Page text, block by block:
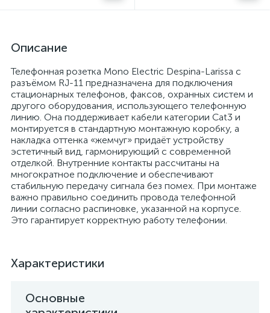
Описание
Телефонная розетка Mono Electric Despina-Larissa с
разъёмом RJ-11 предназначена для подключения
стационарных телефонов, факсов, охранных систем и
другого оборудования, использующего телефонную
линию. Она поддерживает кабели категории Cat3 и
монтируется в стандартную монтажную коробку, а
накладка оттенка «жемчуг» придаёт устройству
эстетичный вид, гармонирующий с современной
отделкой. Внутренние контакты рассчитаны на
многократное подключение и обеспечивают
стабильную передачу сигнала без помех. При монтаже
важно правильно соединить провода телефонной
линии согласно распиновке, указанной на корпусе.
Это гарантирует корректную работу телефонии.
Характеристики
Основные